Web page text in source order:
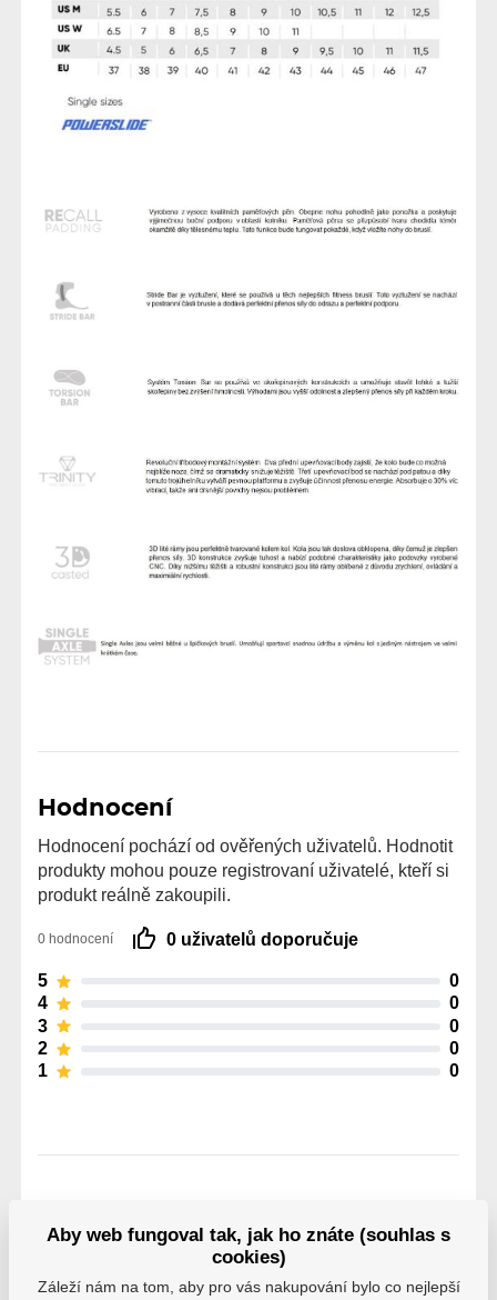
Hodnocení
Hodnocení pochází od ověřených uživatelů. Hodnotit
produkty mohou pouze registrovaní uživatelé, kteří si
produkt reálně zakoupili.
0 hodnocení 0 uživatelů doporučuje
5
0
4
0
3
0
2
0
1
0
Výrobce Powerslide
Aby web fungoval tak, jak ho znáte (souhlas s
cookies)
Záleží nám na tom, aby pro vás nakupování bylo co nejlepší